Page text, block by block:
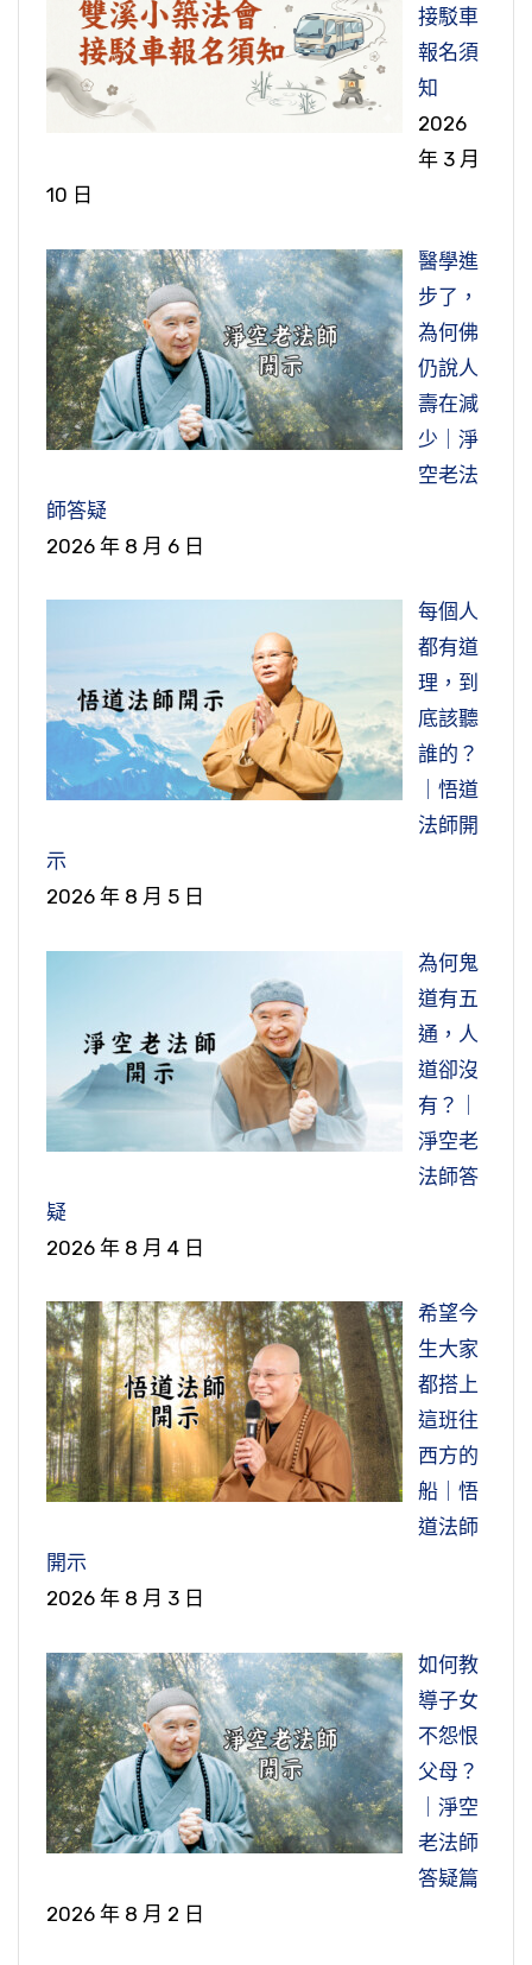
接駁車
報名須
知
2026
年 3 月
10 日
醫學進
步了，
為何佛
仍說人
壽在減
少｜淨
空老法
師答疑
2026 年 8 月 6 日
每個人
都有道
理，到
底該聽
誰的？
｜悟道
法師開
示
2026 年 8 月 5 日
為何鬼
道有五
通，人
道卻沒
有？｜
淨空老
法師答
疑
2026 年 8 月 4 日
希望今
生大家
都搭上
這班往
西方的
船｜悟
道法師
開示
2026 年 8 月 3 日
如何教
導子女
不怨恨
父母？
｜淨空
老法師
答疑篇
2026 年 8 月 2 日